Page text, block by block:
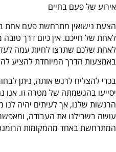
אירוע של פעם בחיים
הצעת נישואין מתרחשת פעם אחת
לאחת של חייכם. אין כיום דרך טובה
לאחת שלכם שתרצו לחיות עמה
באמצעות הדרך המיוחדת להציע
בכדי להצליח לרגש אותה, ניתן
יסייעו בהגשמתה של מטרה זו. אנו
הרגשות שלנו, אך לעיתים יהיה
עושה בשבילנו את העבודה,
המתרחשת באחד מהמקומות